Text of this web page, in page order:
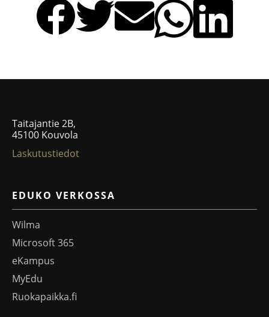
Taitajantie 2B,
45100 Kouvola
Laskutustiedot
EDUKO VERKOSSA
Wilma
Microsoft 365
eKampus
MyEdu
Ruokapaikka.fi